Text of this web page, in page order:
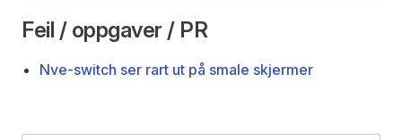
Feil / oppgaver / PR
Nve-switch ser rart ut på smale skjermer